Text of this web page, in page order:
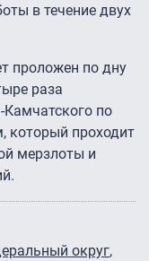
в течение двух
проложен по дну
раза
Камчатского по
проходит
мерзлоты и
округ